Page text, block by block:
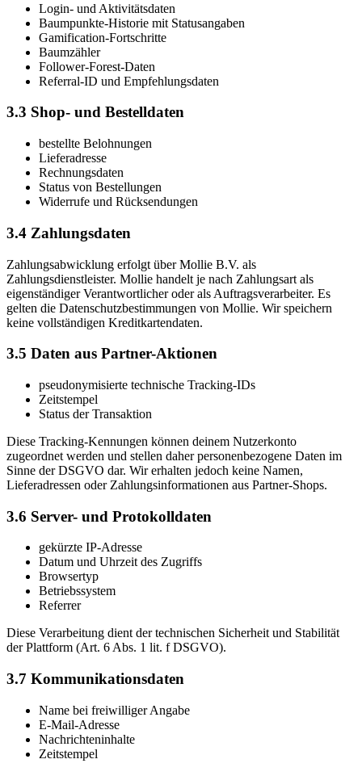
Login- und Aktivitätsdaten
Baumpunkte-Historie mit Statusangaben
Gamification-Fortschritte
Baumzähler
Follower-Forest-Daten
Referral-ID und Empfehlungsdaten
3.3 Shop- und Bestelldaten
bestellte Belohnungen
Lieferadresse
Rechnungsdaten
Status von Bestellungen
Widerrufe und Rücksendungen
3.4 Zahlungsdaten
Zahlungsabwicklung erfolgt über Mollie B.V. als
Zahlungsdienstleister. Mollie handelt je nach Zahlungsart als
eigenständiger Verantwortlicher oder als Auftragsverarbeiter. Es
gelten die Datenschutzbestimmungen von Mollie. Wir speichern
keine vollständigen Kreditkartendaten.
3.5 Daten aus Partner-Aktionen
pseudonymisierte technische Tracking-IDs
Zeitstempel
Status der Transaktion
Diese Tracking-Kennungen können deinem Nutzerkonto
zugeordnet werden und stellen daher personenbezogene Daten im
Sinne der DSGVO dar. Wir erhalten jedoch keine Namen,
Lieferadressen oder Zahlungsinformationen aus Partner-Shops.
3.6 Server- und Protokolldaten
gekürzte IP-Adresse
Datum und Uhrzeit des Zugriffs
Browsertyp
Betriebssystem
Referrer
Diese Verarbeitung dient der technischen Sicherheit und Stabilität
der Plattform (Art. 6 Abs. 1 lit. f DSGVO).
3.7 Kommunikationsdaten
Name bei freiwilliger Angabe
E-Mail-Adresse
Nachrichteninhalte
Zeitstempel